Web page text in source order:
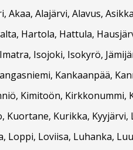
Akaa, Alajärvi, Alavus,
Hartola, Hattula,
Isojoki, Isokyrö,
Kankaanpää,
Kimitoön, Kirkkonummi,
Kuortane, Kurikka,
Loppi, Loviisa, Luhanka,